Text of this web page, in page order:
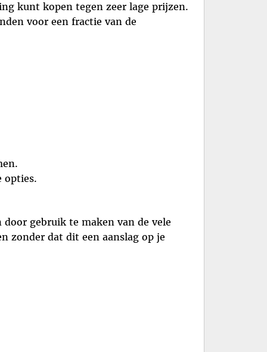
kunt kopen tegen zeer lage prijzen.
voor een fractie van de
opties.
gebruik te maken van de vele
zonder dat dit een aanslag op je